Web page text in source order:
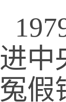
进中
冤假